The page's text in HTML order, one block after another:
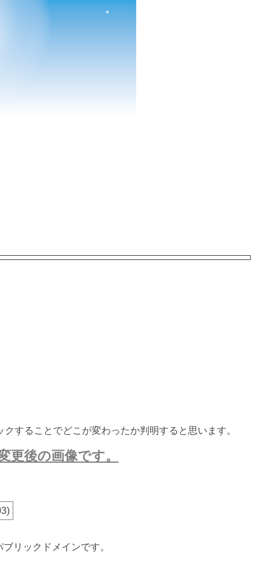
することでどこが変わったか判明すると思います。
更後の画像です。
)
リックドメインです。